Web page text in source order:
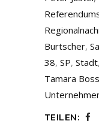
Burtscher,
38, SP, Stadt,
Tamara
TEILEN: